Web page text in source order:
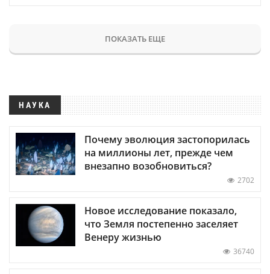
ПОКАЗАТЬ ЕЩЕ
НАУКА
Почему эволюция застопорилась
на миллионы лет, прежде чем
внезапно возобновиться?
2702
Новое исследование показало,
что Земля постепенно заселяет
Венеру жизнью
36740